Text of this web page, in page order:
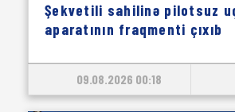
Şekvetili sahilinə pilotsuz
aparatının fraqmenti çıxıb
09.08.2026 00:18